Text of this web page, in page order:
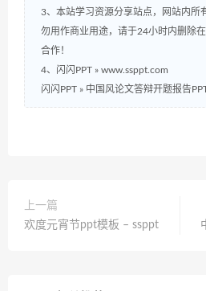
3、本站学习资源分享站点，网站内所
勿用作商业用途，请于24小时内删除
合作！
4、闪闪PPT » www.ssppt.com
闪闪PPT » 中国风论文答辩开题报告
上一篇
欢度元宵节ppt模板 – ssppt